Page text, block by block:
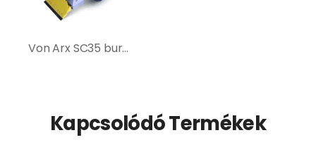
Von Arx SC35 burkolatbontó gép
Kapcsolódó Termékek